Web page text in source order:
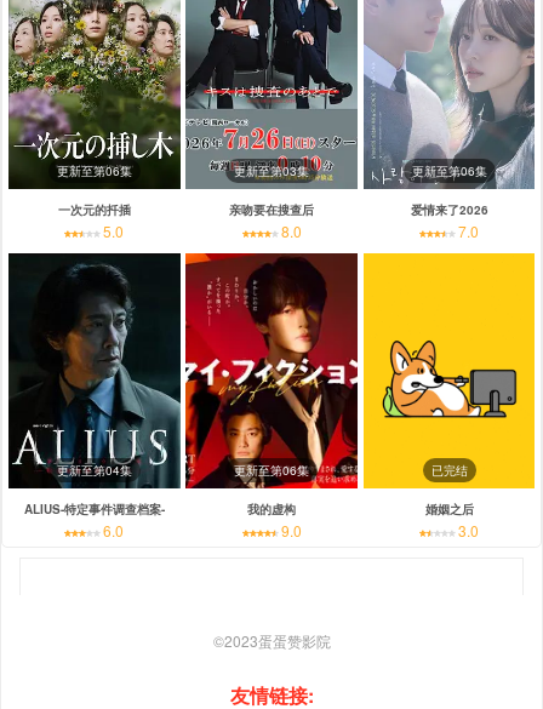
更新至第06集
一次元的扦插
5.0
更新至第03集
亲吻要在搜查后
8.0
更新至第06集
爱情来了2026
7.0
更新至第04集
ALIUS-特定事件调查档案-
6.0
更新至第06集
我的虚构
9.0
已完结
婚姻之后
3.0
©2023蛋蛋赞影院
友情链接: